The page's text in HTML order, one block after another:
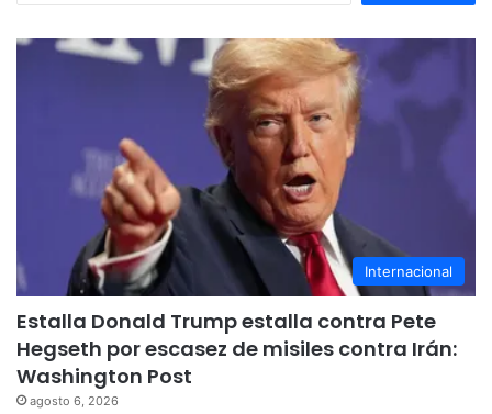
Internacional
Estalla Donald Trump estalla contra Pete
Hegseth por escasez de misiles contra Irán:
Washington Post
agosto 6, 2026